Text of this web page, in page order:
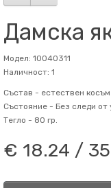
Дамска
Модел: 10040311
Наличност: 1
Състав - естествен косъм
Състояние - Без следи от
Тегло - 80 гр.
€ 18.24 /